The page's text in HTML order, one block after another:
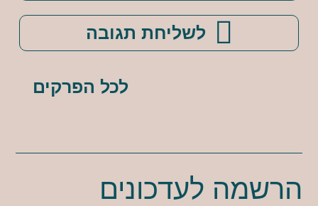
לשליחת תגובה
לכל הפרקים
הרשמה לעדכונים